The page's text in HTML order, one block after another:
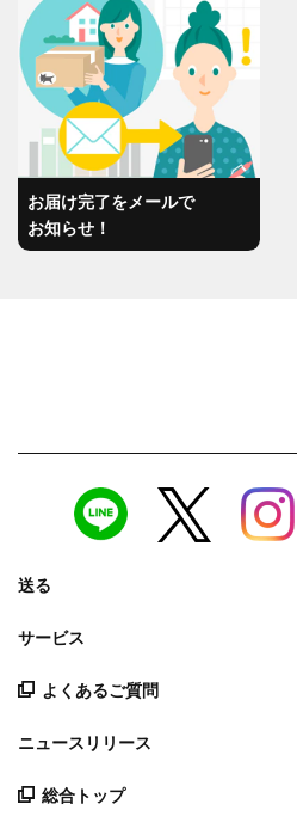
お届け完了をメールで
お知らせ！
送る
サービス
よくあるご質問
ニュースリリース
総合トップ